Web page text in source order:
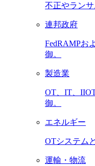
不正やラン
連邦政府
FedRAMPお
御。
製造業
OT、IT、
御。
エネルギー
OTシステム
運輸・物流